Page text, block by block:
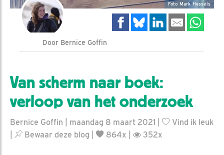
Foto Mark Hessels
Door Bernice Goffin
Van scherm naar boek:
verloop van het onderzoek
Bernice Goffin | maandag 8 maart 2021 |
Vind ik leuk
Bewaar deze blog 864x | 352x